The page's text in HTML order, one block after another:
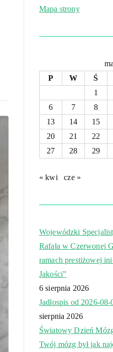
Mapa strony
P
W Ś
1
6
7 8
13
14 15
20
21 22
27
28 29
« kwi cze »
Wojewódzki
Rafała w Czerwonej
ramach prestiżowej
Jakości”
6 sierpnia 2026
Jadłospis od 2026-
sierpnia 2026
Światowy Dzień
Twój mózg był jak